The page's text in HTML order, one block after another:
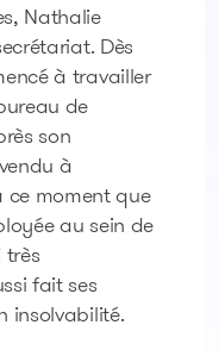
Nathalie
Dès
à travailler
de
son
à
ce moment que
au sein de
très
fait ses
insolvabilité.